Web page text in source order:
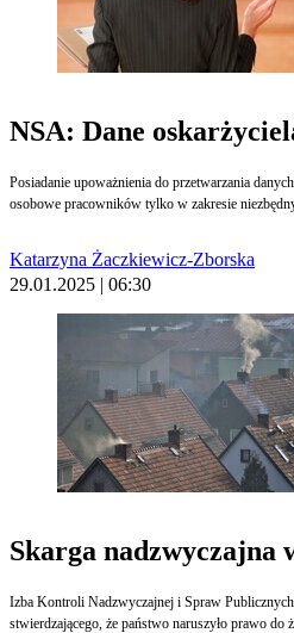
NSA: Dane
Posiadanie upoważnienia do przetwarzania
osobowe pracowników tylko w zakresie
Katarzyna Żaczkiewicz-Zborska
29.01.2025 | 06:30
Skarga nadzwyczajna
Izba Kontroli Nadzwyczajnej i Spraw Publicznych
stwierdzającego, że państwo naruszyło prawo